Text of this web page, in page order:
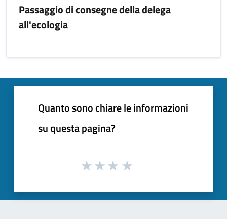
Passaggio di consegne della delega
all'ecologia
Quanto sono chiare le informazioni
su questa pagina?